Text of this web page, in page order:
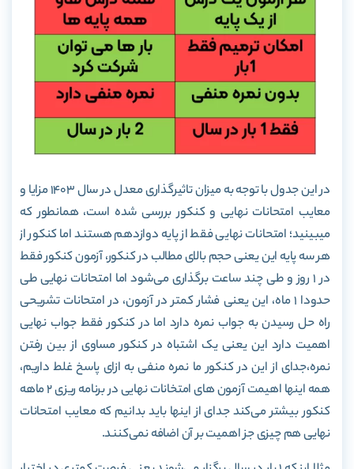
در این جدول با توجه به میزان تاثیرگذاری معدل در سال 1403 مزایا و
معایب امتحانات نهایی و کنکور بررسی شده است، همانطور که
میبینید؛ امتحانات نهایی فقط از پایه دوازدهم هستند اما کنکور از
هر سه پایه این یعنی حجم بالای مطالب در کنکور، آزمون کنکور فقط
در 1 روز و طی چند ساعت برگذاری می‌شود اما امتحانات نهایی طی
حدودا 1 ماه، این یعنی فشار کمتر در آزمون، در امتحانات تشریحی
راه حل رسیدن به جواب نمره دارد اما در کنکور فقط جواب نهایی
اهمیت دارد این یعنی یک اشتباه در کنکور مساوی از بین رفتن
نمره،جدای از این در کنکور ما نمره منفی به ازای پاسخ غلط داریم،
همه اینها اهیمت آزمون های امتخانات نهایی در برنامه ریزی 2 ماهه
کنکور بیشتر می‌کند جدای از اینها باید بدانیم که معایب امتحانات
نهایی هم چیزی جز اهمیت بر آن اضافه نمی‌کنند.